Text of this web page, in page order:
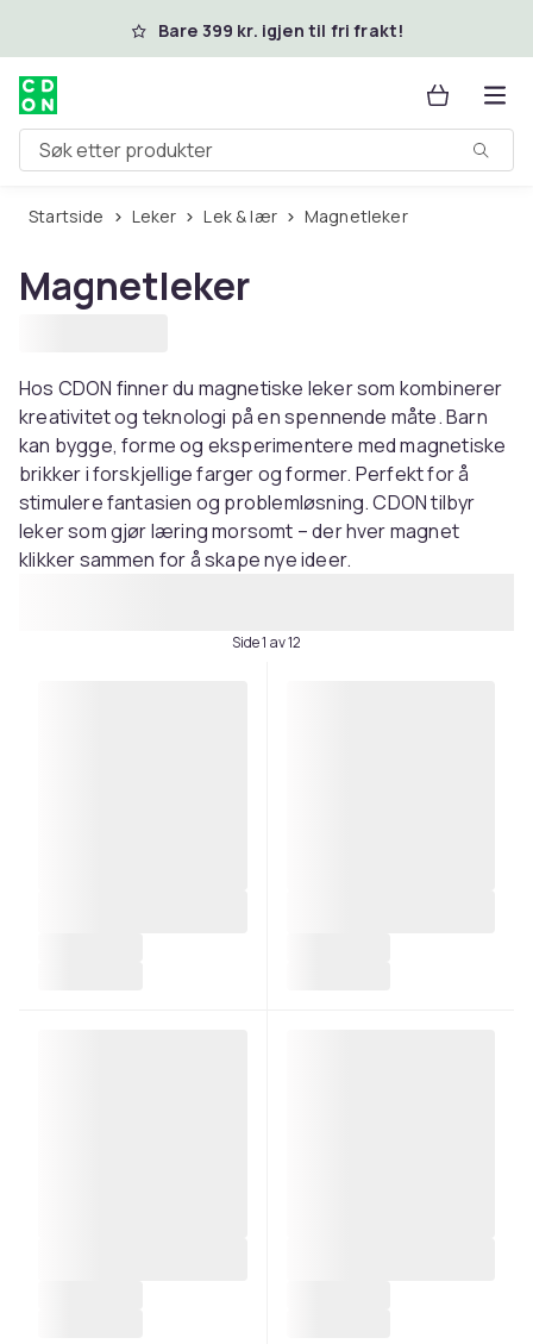
Hopp til hovedinnholdBare 399 kr. igjen til fri frakt!
Søk etter produkter
Startside Leker Lek & lær Magnetleker
Magnetleker
Hos CDON finner du magnetiske leker som kombinerer
kreativitet og teknologi på en spennende måte. Barn
kan bygge, forme og eksperimentere med magnetiske
brikker i forskjellige farger og former. Perfekt for å
stimulere fantasien og problemløsning. CDON tilbyr
leker som gjør læring morsomt – der hver magnet
klikker sammen for å skape nye ideer.
Side 1 av 12